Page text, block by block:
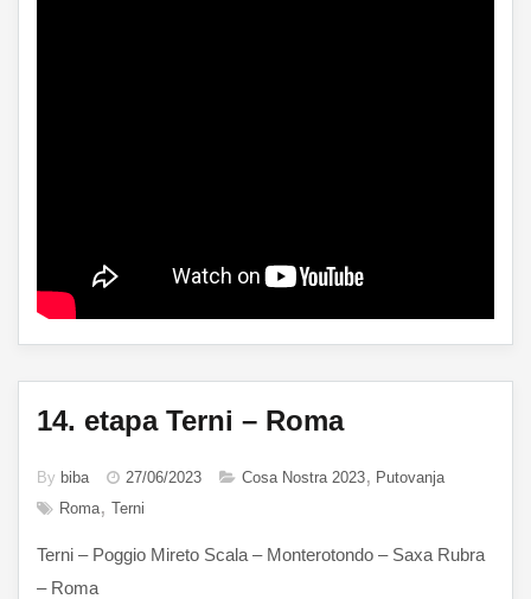
14. etapa Terni – Roma
By biba 27/06/2023 Cosa Nostra 2023
Putovanja
Roma
Terni
Terni – Poggio Mireto Scala – Monterotondo – Saxa Rubra
– Roma